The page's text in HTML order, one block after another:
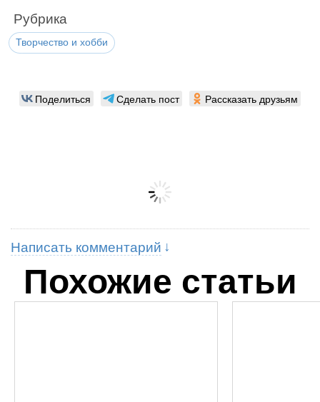
Рубрика
Творчество и хобби
Поделиться Сделать пост Рассказать друзьям
Написать комментарий
Похожие статьи